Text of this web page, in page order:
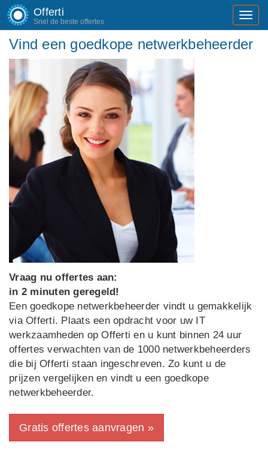
Offerti
Snel de beste offertes
Vind een goedkope netwerkbeheerder
Vraag nu offertes aan:
in 2 minuten geregeld!
Een goedkope netwerkbeheerder vindt u gemakkelijk
via Offerti. Plaats een opdracht voor uw IT
werkzaamheden op Offerti en u kunt binnen 24 uur
offertes verwachten van de 1000 netwerkbeheerders
die bij Offerti staan ingeschreven. Zo kunt u de
prijzen vergelijken en vindt u een goedkope
netwerkbeheerder.
Gratis offertes aanvragen »